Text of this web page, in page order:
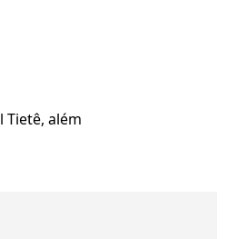
Tietê, além